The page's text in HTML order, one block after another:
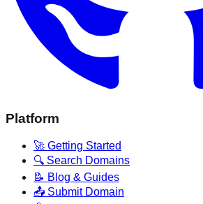
Platform
🚀 Getting Started
🔍 Search Domains
📝 Blog & Guides
📤 Submit Domain